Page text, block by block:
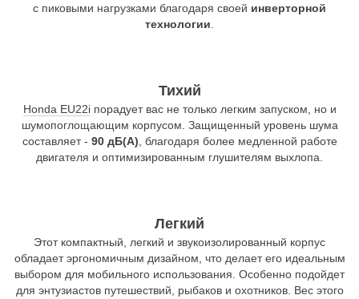
с пиковыми нагрузками благодаря своей инверторной
технологии.
Тихий
Honda EU22iпорадует вас не только легким запуском, но и
шумопоглощающим корпусом. Защищенный уровень шума
составляет - 90 дБ(А), благодаря более медленной работе
двигателя и оптимизированным глушителям выхлопа.
Легкий
Этот компактный, легкий и звукоизолированный корпус
обладает эргономичным дизайном, что делает его идеальным
выбором для мобильного использования. Особенно подойдет
для энтузиастов путешествий, рыбаков и охотников. Вес этого